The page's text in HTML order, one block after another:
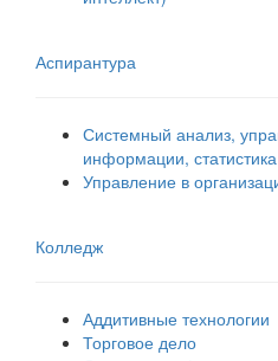
Аспирантура
Системный анализ,
информации, статистика
Управление в
Колледж
Аддитивные технологии
Торговое дело